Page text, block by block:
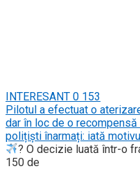
INTERESANT 0 153
Pilotul a efectuat o
dar în loc de o
polițiști înarmați: iată
? O decizie luată într-o
150 de